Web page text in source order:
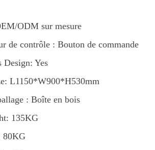
ODM sur mesure
de contrôle : Bouton de commande
Design: Yes
L1150*W900*H530mm
: Boîte en bois
135KG
80KG